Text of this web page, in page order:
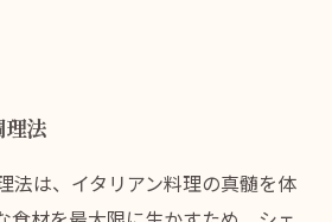
理法
法は、イタリアン料理の真髄を体